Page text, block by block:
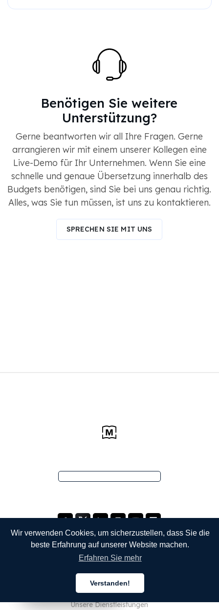
Wir verwenden Cookies, um sicherzustellen, dass Sie die
beste Erfahrung auf unserer Website machen.
Erfahren Sie mehr
Verstanden!
Benötigen Sie weitere
Unterstützung?
Gerne beantworten wir all Ihre Fragen. Gerne
arrangieren wir mit einem unserer Kollegen eine
Live-Demo für Ihr Unternehmen. Wenn Sie eine
schnelle und genaue Übersetzung innerhalb des
Budgets benötigen, sind Sie bei uns genau richtig.
Alles, was Sie tun müssen, ist uns zu kontaktieren.
SPRECHEN SIE MIT UNS
Über uns
Unsere Dienstleistungen
Deutsch
Deutsch
Deutsch